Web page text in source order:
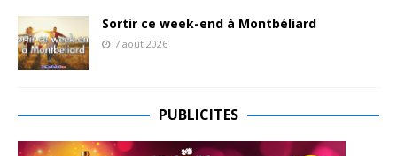
Sortir ce week-end à Montbéliard
7 août 2026
PUBLICITES